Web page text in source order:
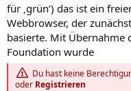
für ‚grün‘) das ist ein
Webbrowser, der
basierte. Mit Übernahme
Foundation wurde
Du hast keine
oder Registrieren